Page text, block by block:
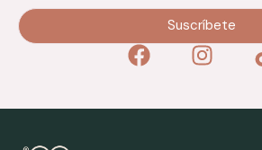
Suscríbete